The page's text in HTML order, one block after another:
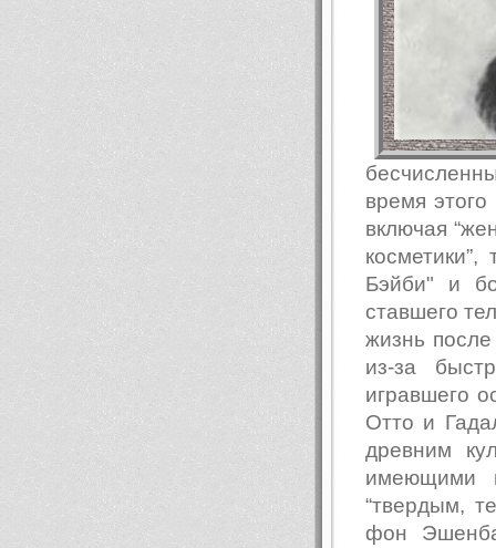
время
включая
косметики”,
Бэйби" и
ставшего
жизнь
из-за
игравшего
Отто и
древним
имеющими
“твердым,
фон